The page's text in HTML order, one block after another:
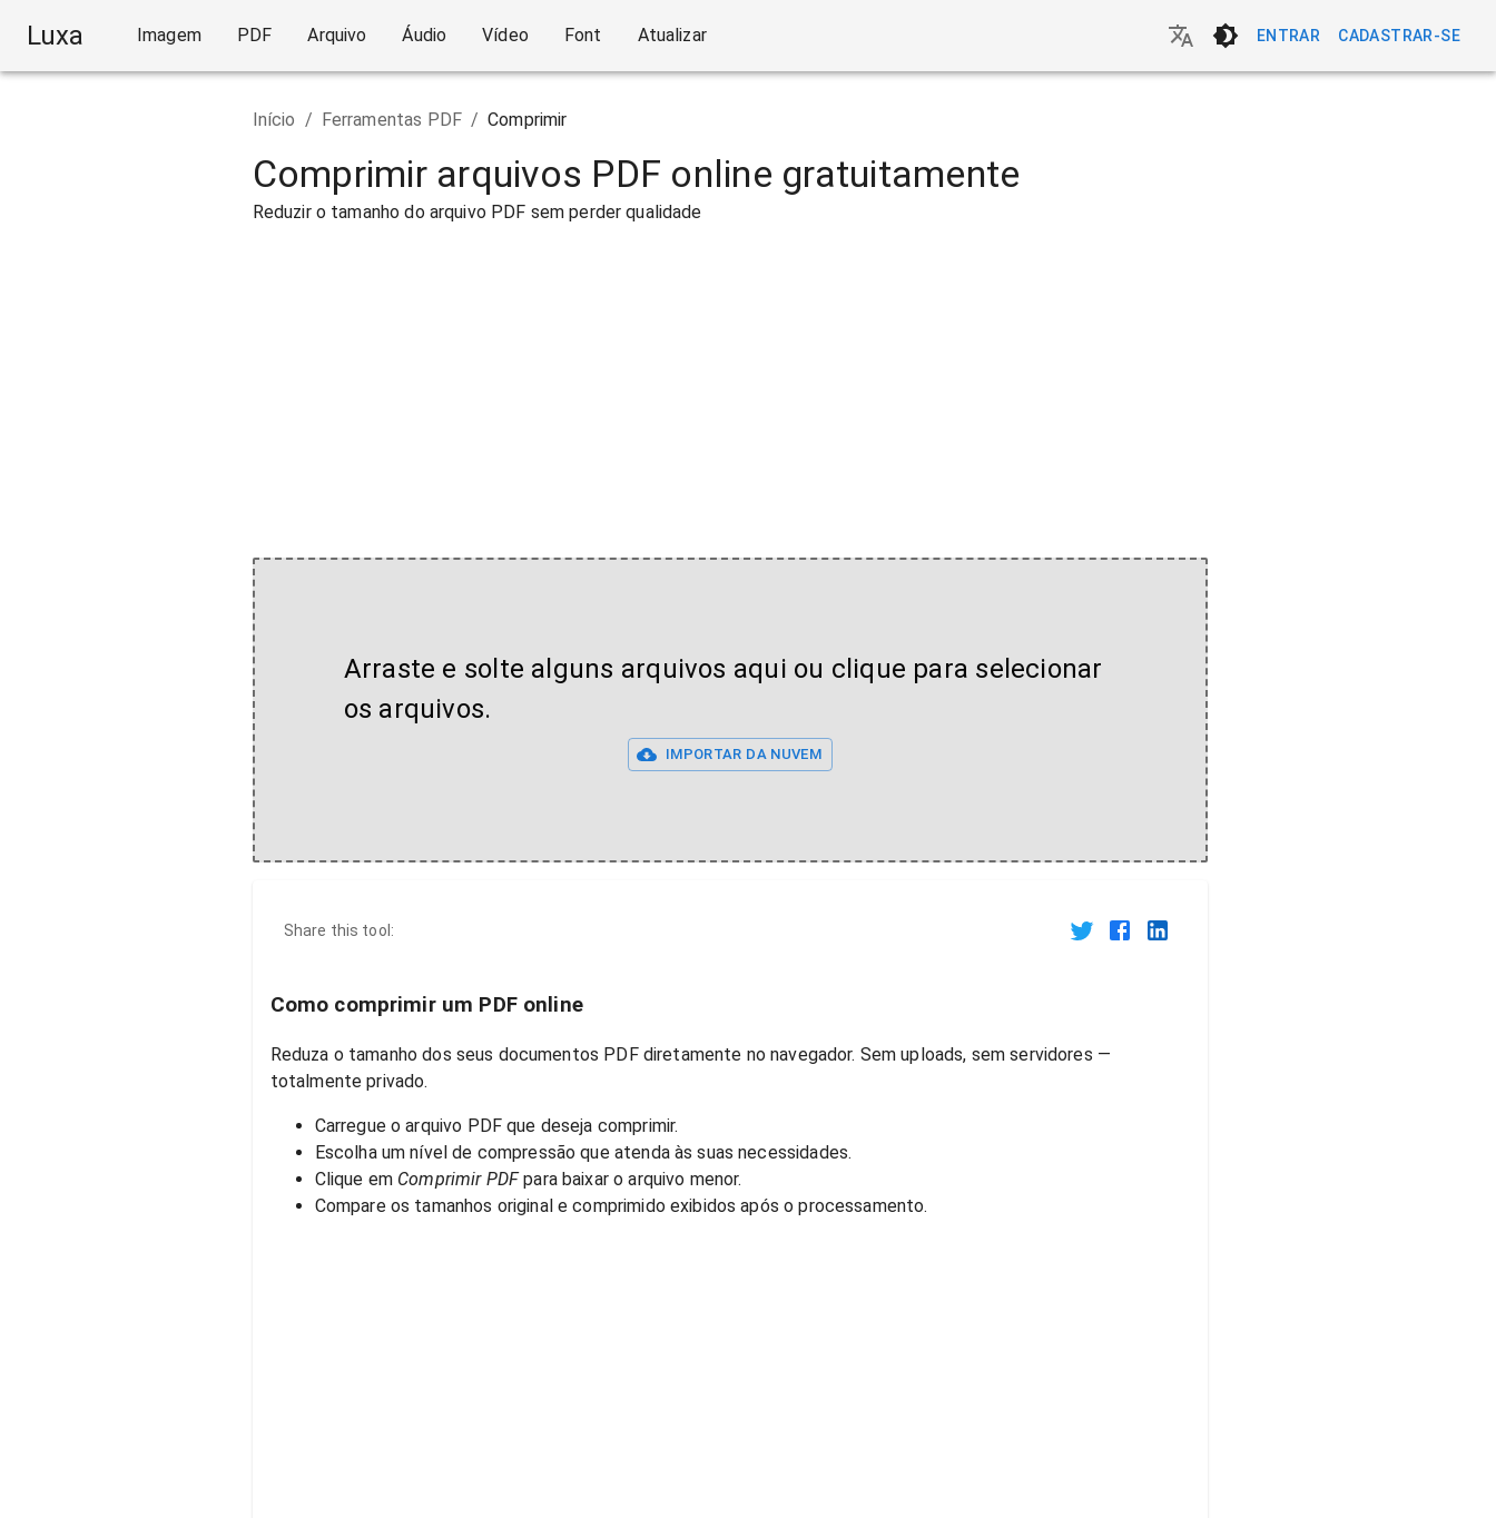
Luxa Imagem PDF Arquivo Áudio Vídeo Font Atualizar ENTRAR CADASTRAR-SE
Início / Ferramentas PDF / Comprimir
Comprimir arquivos PDF online gratuitamente
Reduzir o tamanho do arquivo PDF sem perder qualidade
Arraste e solte alguns arquivos aqui ou clique para selecionar
os arquivos.
IMPORTAR DA NUVEM
Share this tool:
Como comprimir um PDF online
Reduza o tamanho dos seus documentos PDF diretamente no navegador. Sem uploads, sem servidores —
totalmente privado.
Carregue o arquivo PDF que deseja comprimir.
Escolha um nível de compressão que atenda às suas necessidades.
Clique em Comprimir PDFpara baixar o arquivo menor.
Compare os tamanhos original e comprimido exibidos após o processamento.